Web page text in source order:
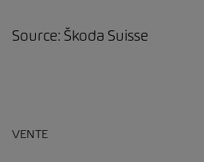
Source: Škoda Suisse
VENTE